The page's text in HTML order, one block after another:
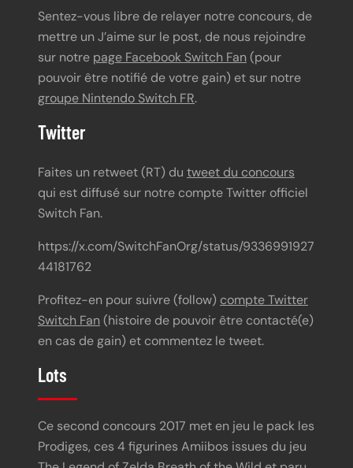
Sentez-vous libre de relayer notre concours, de
mettre un J’aime sur le post, de nous rejoindre
sur notre page Facebook Switch Fan(pour
pouvoir être notifié de votre gain) et sur notre
groupe Nintendo Switch FR.
Twitter
Faites un retweet (RT) du tweet du concours
qui est diffusé sur notre compte Twitter officiel
Switch Fan.
https://x.com/SwitchFanOrg/status/9336991927
44181762
Profitez-en pour suivre (follow) compte Twitter
Switch Fan(histoire de pouvoir être contacté(e)
en cas de gain) et commentez le tweet.
Lots
Ce second concours 2017 met en jeu le pack les
Prodiges, ces 4 figurines Amiibos issues du jeu